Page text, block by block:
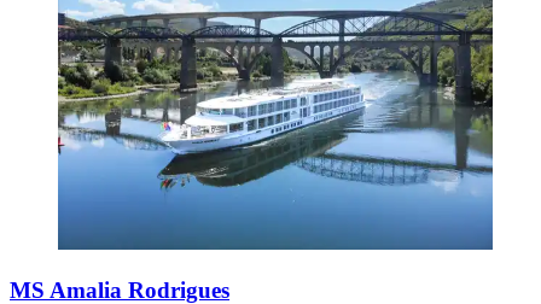
MS Amalia Rodrigues